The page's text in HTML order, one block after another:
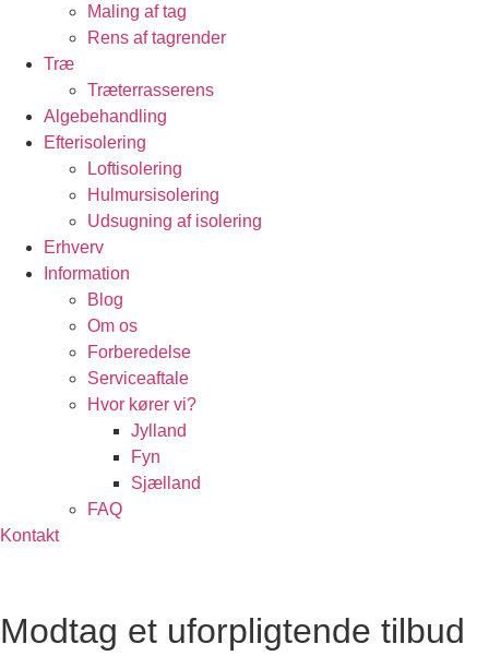
Maling af tag
Rens af tagrender
Træ
Træterrasserens
Algebehandling
Efterisolering
Loftisolering
Hulmursisolering
Udsugning af isolering
Erhverv
Information
Blog
Om os
Forberedelse
Serviceaftale
Hvor kører vi?
Jylland
Fyn
Sjælland
FAQ
Kontakt
Modtag et uforpligtende tilbud